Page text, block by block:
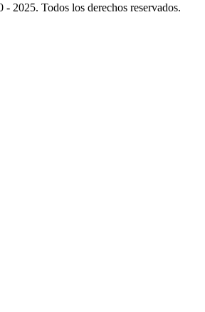
2025. Todos los derechos reservados.